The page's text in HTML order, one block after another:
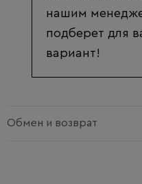
нашим
подберет для
вариант!
Обмен и возврат